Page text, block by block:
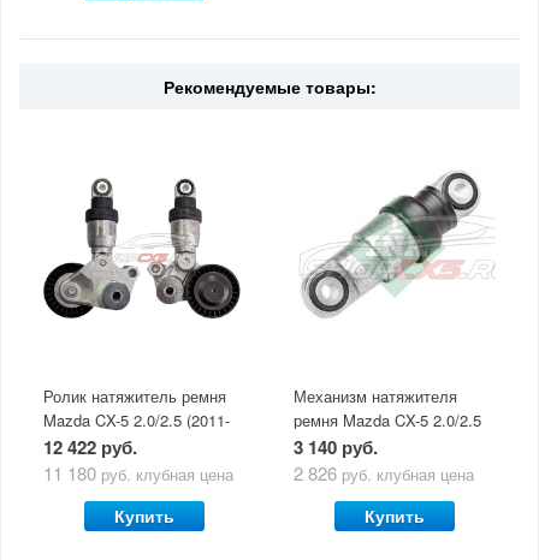
Рекомендуемые товары:
Ролик натяжитель ремня
Mazda CX-5 2.0/2.5 (2011-
по н.в) в сборе с
механизмом натяжения
12 422 руб.
11 180 руб. клубная цена
Купить
Механизм натяжителя
ремня Mazda CX-5 2.0/2.5
(2011-по н.в) Ina без
ролика
3 140 руб.
2 826 руб. клубная цена
Купить